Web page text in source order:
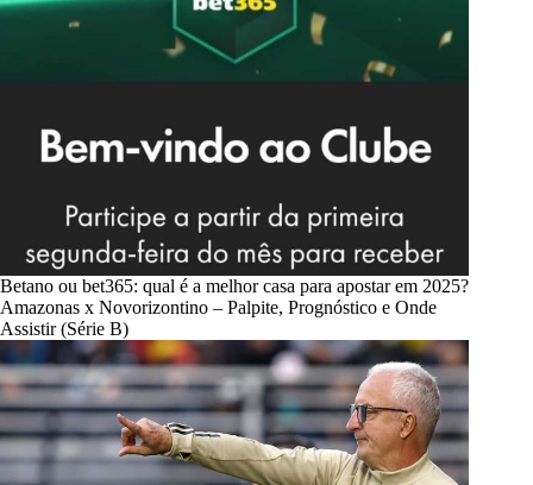
Betano ou bet365: qual é a melhor casa para apostar em 2025?
Amazonas x Novorizontino – Palpite, Prognóstico e Onde
Assistir (Série B)